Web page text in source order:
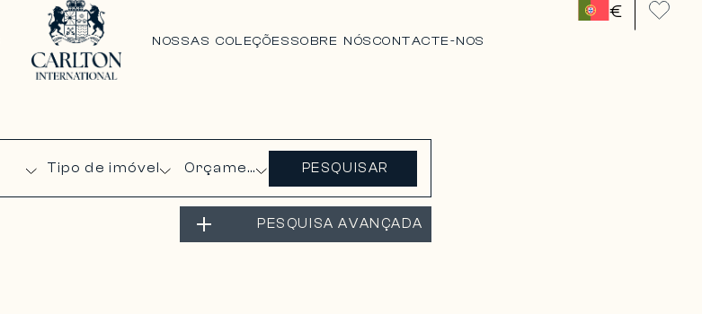
€
NOSSAS COLEÇÕESSOBRE NÓSCONTACTE-NOS
Orçamento PESQUISAR
PESQUISA AVANÇADA